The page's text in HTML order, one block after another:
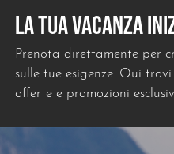
LA TUA VACANZA
Prenota direttamente per
sulle tue esigenze. Qui
offerte e promozioni